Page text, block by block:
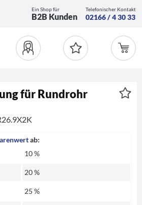
Ein Shop für
B2B Kunden
Telefonischer Kontakt
02166 / 4 30 33
für Rundrohr
ab:
10 %
20 %
25 %